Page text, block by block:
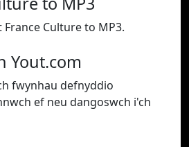
Culture to MP3.
Yout.com
fwynhau defnyddio
ef neu dangoswch i'ch